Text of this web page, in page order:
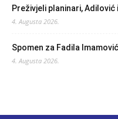
Preživjeli planinari,
4. Augusta 2026.
Spomen za Fadila
4. Augusta 2026.